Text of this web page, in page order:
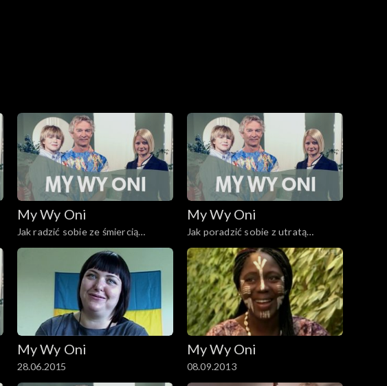
My Wy Oni
Jak radzić sobie ze śmiercią
najbliższych?
My Wy Oni
Jak poradzić sobie z utratą
dziecka? 20.11.2008
My Wy Oni
28.06.2015
My Wy Oni
08.09.2013